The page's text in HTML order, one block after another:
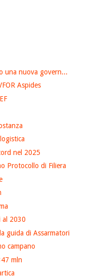
una nuova govern...
Aspides
nel 2025
Protocollo di Filiera
al 2030
guida di Assarmatori
campano
mln